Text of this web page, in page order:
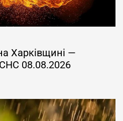
Харківщині —
08.08.2026